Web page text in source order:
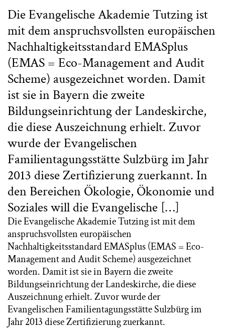
Die Evangelische Akademie Tutzing ist
mit dem anspruchsvollsten europäischen
Nachhaltigkeitsstandard EMASplus
(EMAS = Eco-Management and Audit
Scheme) ausgezeichnet worden. Damit
ist sie in Bayern die zweite
Bildungseinrichtung der Landeskirche,
die diese Auszeichnung erhielt. Zuvor
wurde der Evangelischen
Familientagungsstätte Sulzbürg im Jahr
2013 diese Zertifizierung zuerkannt. In
den Bereichen Ökologie, Ökonomie und
Soziales will die Evangelische […]
Die Evangelische Akademie Tutzing ist mit dem
anspruchsvollsten europäischen
Nachhaltigkeitsstandard EMASplus (EMAS = Eco-
Management and Audit Scheme) ausgezeichnet
worden. Damit ist sie in Bayern die zweite
Bildungseinrichtung der Landeskirche, die diese
Auszeichnung erhielt. Zuvor wurde der
Evangelischen Familientagungsstätte Sulzbürg im
Jahr 2013 diese Zertifizierung zuerkannt.